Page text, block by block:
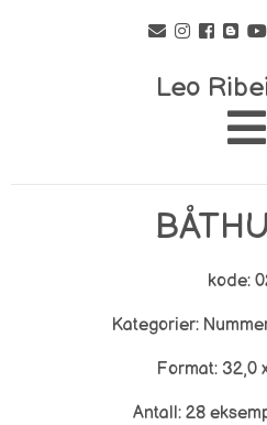
Leo
kode:
Kategorier:
Format: 32,0
Antall: 28